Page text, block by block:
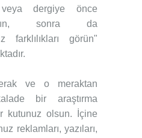
veya dergiye önce
sonra da
farklılıkları görün"
ve o meraktan
bir araştırma
kutunuz olsun. İçine
reklamları, yazıları,